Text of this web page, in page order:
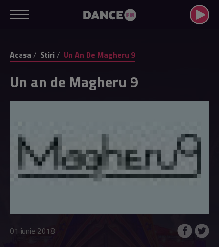
Acasa Stiri Un An De Magheru 9
Un an de Magheru 9
01 iunie 2018